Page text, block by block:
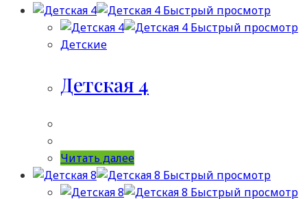
Быстрый просмотр
Быстрый просмотр
Детские
Детская 4
Читать далее
Быстрый просмотр
Быстрый просмотр